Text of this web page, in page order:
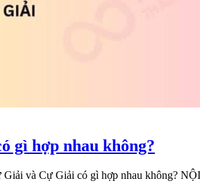
gì hợp nhau không?
Giải và Cự Giải có gì hợp nhau không?